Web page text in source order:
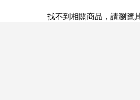
找不到相關商品，請瀏覽